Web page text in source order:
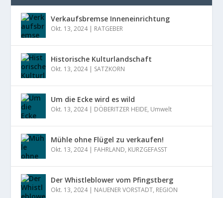
Verkaufsbremse Inneneinrichtung
Okt. 13, 2024| RATGEBER
Historische Kulturlandschaft
Okt. 13, 2024| SATZKORN
Um die Ecke wird es wild
Okt. 13, 2024| DÖBERITZER HEIDE, Umwelt
Mühle ohne Flügel zu verkaufen!
Okt. 13, 2024| FAHRLAND, KURZGEFASST
Der Whistleblower vom Pfingstberg
Okt. 13, 2024| NAUENER VORSTADT, REGION